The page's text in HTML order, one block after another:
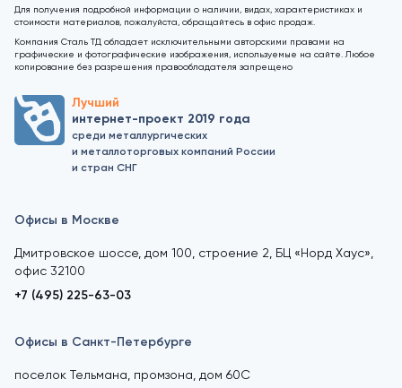
Для получения подробной информации о наличии, видах, характеристиках и
стоимости материалов, пожалуйста, обращайтесь в офис продаж.
Компания Сталь ТД обладает исключительными авторскими правами на
графические и фотографические изображения, используемые на сайте. Любое
копирование без разрешения правообладателя запрещено
Лучший
интернет-проект 2019 года
среди металлургических
и металлоторговых компаний России
и стран СНГ
Офисы в Москве
Дмитровское шоссе, дом 100, строение 2, БЦ «Норд Хаус»,
офис 32100
+7 (495) 225-63-03
Офисы в Санкт-Петербурге
поселок Тельмана, промзона, дом 60С